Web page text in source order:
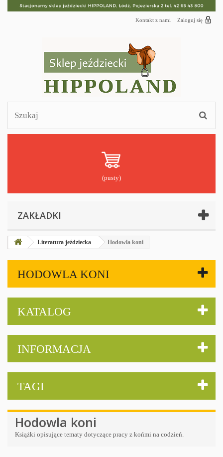
Zaloguj się
Kontakt z nami
(pusty)
ZAKŁADKI
Literatura jeździecka Hodowla koni
HODOWLA KONI
KATALOG
INFORMACJA
TAGI
Hodowla koni
Książki opisujące tematy dotyczące pracy z końmi na codzień.